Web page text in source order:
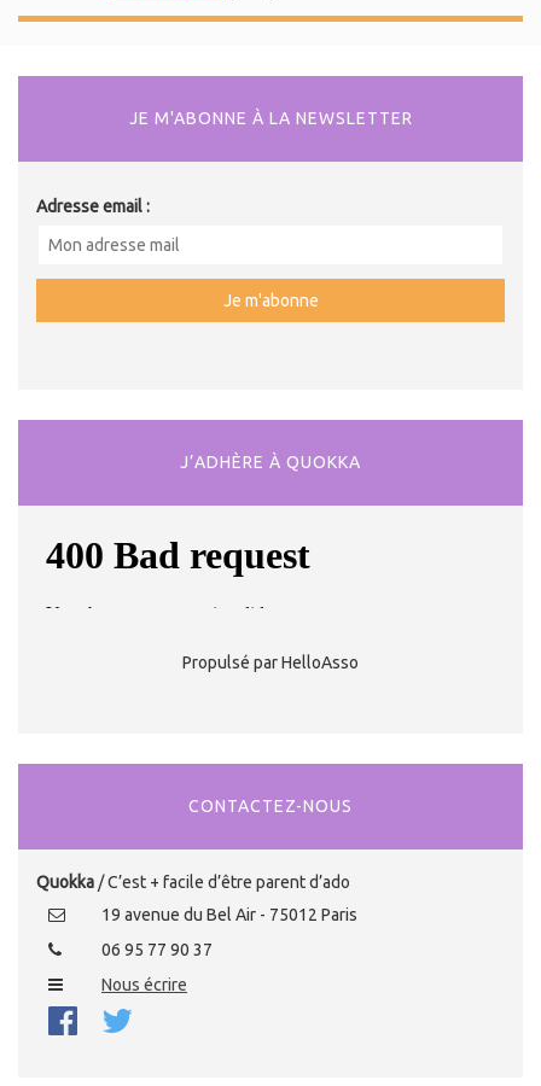
JE M'ABONNE À LA NEWSLETTER
Adresse email :
J’ADHÈRE À QUOKKA
Propulsé par HelloAsso
CONTACTEZ-NOUS
Quokka/ C’est + facile d’être parent d’ado
19 avenue du Bel Air - 75012 Paris
06 95 77 90 37
Nous écrire